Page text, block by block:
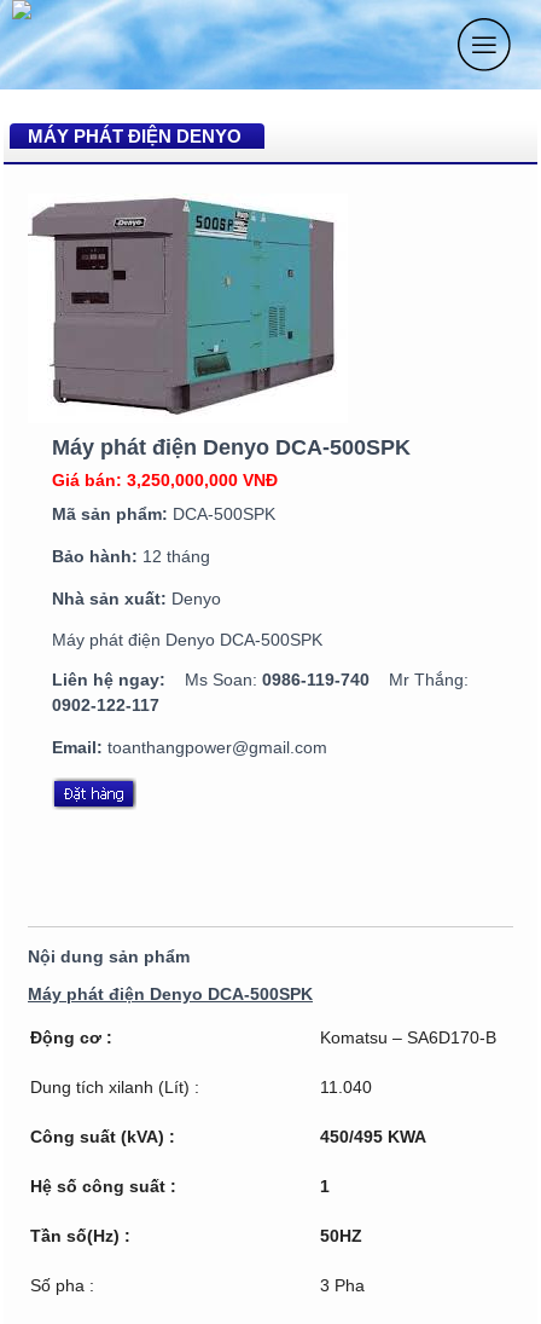
MÁY PHÁT ĐIỆN DENYO
Máy phát điện Denyo DCA-500SPK
Giá bán: 3,250,000,000 VNĐ
Mã sản phẩm: DCA-500SPK
Bảo hành: 12 tháng
Nhà sản xuất: Denyo
Máy phát điện Denyo DCA-500SPK
Liên hệ ngay: Ms Soan: 0986-119-740 Mr Thắng:
0902-122-117
Email: toanthangpower@gmail.com
Nội dung sản phẩm
Máy phát điện Denyo DCA-500SPK
Động cơ : Komatsu – SA6D170-B
Dung tích xilanh (Lít) : 11.040
Công suất (kVA) : 450/495​ KWA
Hệ số công suất : 1
Tần số(Hz) : 50HZ
Số pha : 3 Pha